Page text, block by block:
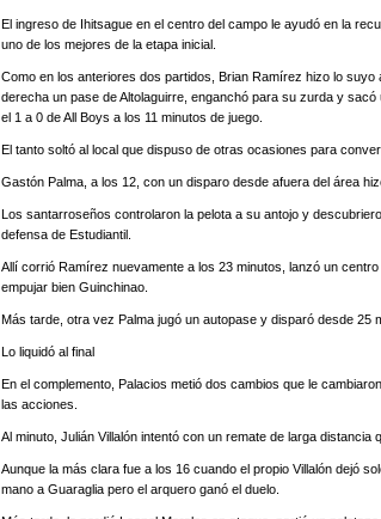
El ingreso de Ihitsague en el centro del campo le ayudó en la
uno de los mejores de la etapa inicial.
Como en los anteriores dos partidos, Brian Ramírez hizo lo
derecha un pase de Altolaguirre, enganchó para su zurda y
el 1 a 0 de All Boys a los 11 minutos de juego.
El tanto soltó al local que dispuso de otras ocasiones para
Gastón Palma, a los 12, con un disparo desde afuera del área
Los santarroseños controlaron la pelota a su antojo y
defensa de Estudiantil.
Allí corrió Ramírez nuevamente a los 23 minutos, lanzó un
empujar bien Guinchinao.
Más tarde, otra vez Palma jugó un autopase y disparó desde 25
Lo liquidó al final
En el complemento, Palacios metió dos cambios que le
las acciones.
Al minuto, Julián Villalón intentó con un remate de larga distancia
Aunque la más clara fue a los 16 cuando el propio Villalón dejó
mano a Guaraglia pero el arquero ganó el duelo.